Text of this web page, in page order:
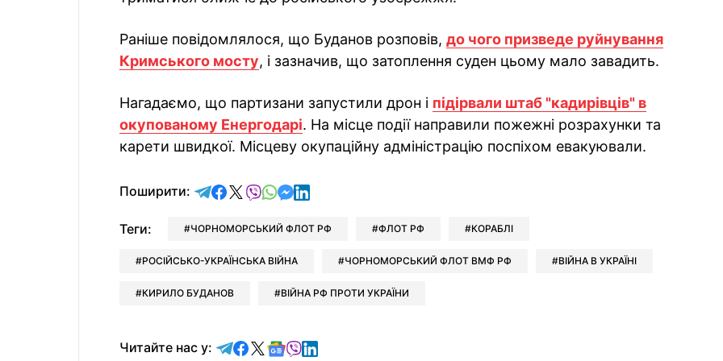
Раніше повідомлялося, що Буданов розповів, до чого призведе руйнування
Кримського мосту, і зазначив, що затоплення суден цьому мало завадить.
Нагадаємо, що партизани запустили дрон і підірвали штаб "кадирівців" в
окупованому Енергодарі. На місце події направили пожежні розрахунки та
карети швидкої. Місцеву окупаційну адміністрацію поспіхом евакуювали.
Поширити: відправити у Telegram
поділитись у Facebook
поділитись у X
відправити у Viber
відправити у Whatsapp
відправити у Messenger
відправити у LinkedIn
Теги: ЧОРНОМОРСЬКИЙ ФЛОТ РФ ФЛОТ РФ КОРАБЛІ
РОСІЙСЬКО-УКРАЇНСЬКА ВІЙНА ЧОРНОМОРСЬКИЙ ФЛОТ ВМФ РФ ВІЙНА В УКРАЇНІ
КИРИЛО БУДАНОВ ВІЙНА РФ ПРОТИ УКРАЇНИ
Читайте нас у: Читайте у Telegram
Читайте у Facebook
Читайте у X
Читайте у Google news
Читайте у Viber
Читайте у LinkedIn